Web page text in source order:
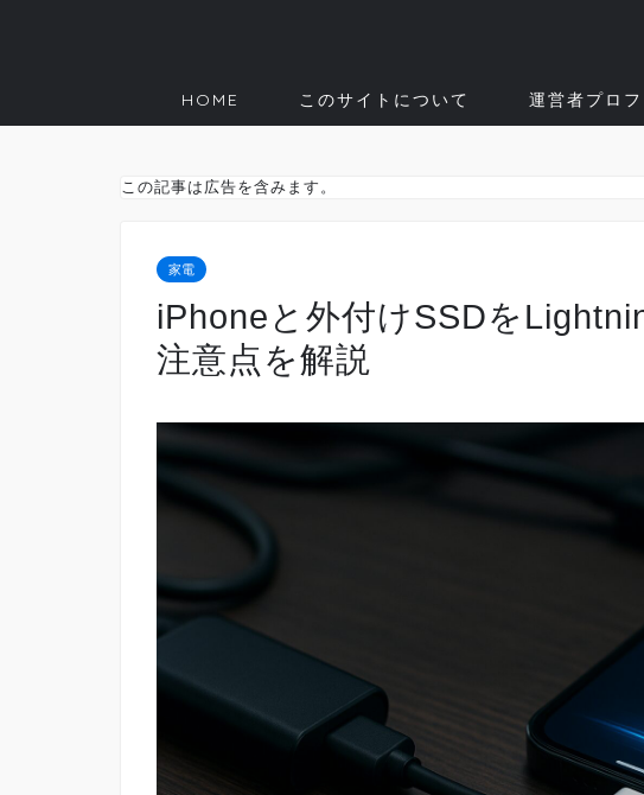
HOME このサイトについて 運営者プロ
この記事は広告を含みます。
家電
iPhoneと外付けSSDを
注意点を解説